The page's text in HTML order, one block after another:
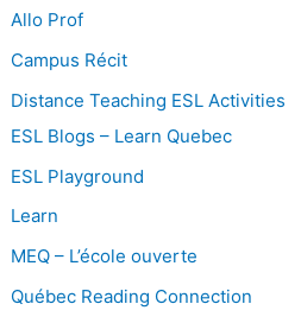
Allo Prof
Campus Récit
Distance Teaching ESL Activities
ESL Blogs – Learn Quebec
ESL Playground
Learn
MEQ – L’école ouverte
Québec Reading Connection